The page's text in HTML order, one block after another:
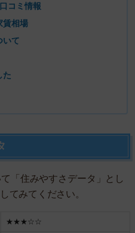
コミ情報
賃相場
いて
た
「住みやすさデータ」とし
てみてください。
★★★☆☆